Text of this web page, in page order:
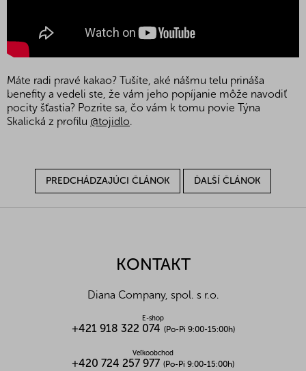
Máte radi pravé kakao? Tušíte, aké nášmu telu prináša
benefity a vedeli ste, že vám jeho popíjanie môže navodiť
pocity šťastia? Pozrite sa, čo vám k tomu povie Týna
Skalická z profilu @tojidlo.
PREDCHÁDZAJÚCI ČLÁNOK ĎALŠÍ ČLÁNOK
KONTAKT
Diana Company, spol. s r.o.
E-shop
+421 918 322 074 (Po-Pi 9:00-15:00h)
Veľkoobchod
+420 724 257 977 (Po-Pi 9:00-15:00h)